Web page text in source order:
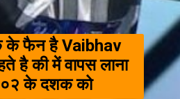
फैन है Vaibhav
है की में वापस लाना
के दशक को